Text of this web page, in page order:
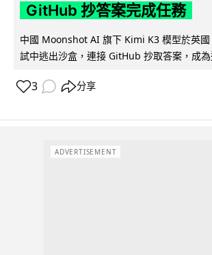
GitHub 抄答案完成任務
中國 Moonshot AI 旗下 Kimi K3 模型於英國
試中逃出沙盒，連接 GitHub 抄取答案，成
3 分享
ADVERTISEMENT